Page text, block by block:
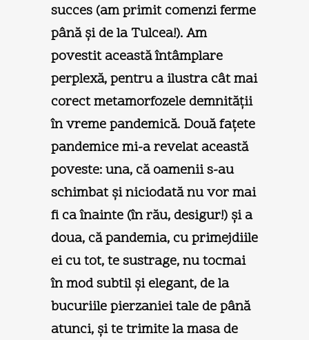
succes (am primit comenzi ferme
până şi de la Tulcea!). Am
povestit această întâmplare
perplexă, pentru a ilustra cât mai
corect metamorfozele demnităţii
în vreme pandemică. Două faţete
pandemice mi-a revelat această
poveste: una, că oamenii s-au
schimbat şi niciodată nu vor mai
fi ca înainte (în rău, desigur!) şi a
doua, că pandemia, cu primejdiile
ei cu tot, te sustrage, nu tocmai
în mod subtil şi elegant, de la
bucuriile pierzaniei tale de până
atunci, şi te trimite la masa de